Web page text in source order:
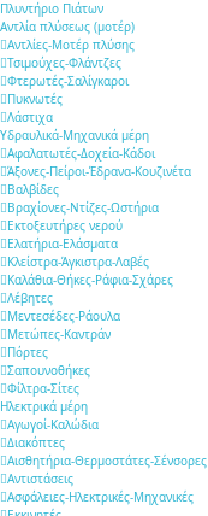
Πλυντήριο Πιάτων
Αντλία πλύσεως (μοτέρ)
Αντλίες-Μοτέρ πλύσης
Τσιμούχες-Φλάντζες
Φτερωτές-Σαλίγκαροι
Πυκνωτές
Λάστιχα
Υδραυλικά-Mηχανικά μέρη
Αφαλατωτές-Δοχεία-Κάδοι
Άξονες-Πείροι-Έδρανα-Κουζινέτα
Βαλβίδες
Βραχίονες-Ντίζες-Ωστήρια
Εκτοξευτήρες νερού
Ελατήρια-Ελάσματα
Κλείστρα-Άγκιστρα-Λαβές
Καλάθια-Θήκες-Ράφια-Σχάρες
Λέβητες
Μεντεσέδες-Ράουλα
Μετώπες-Καντράν
Πόρτες
Σαπουνοθήκες
Φίλτρα-Σίτες
Ηλεκτρικά μέρη
Αγωγοί-Καλώδια
Διακόπτες
Αισθητήρια-Θερμοστάτες-Σένσορες
Αντιστάσεις
Ασφάλειες-Ηλεκτρικές-Μηχανικές